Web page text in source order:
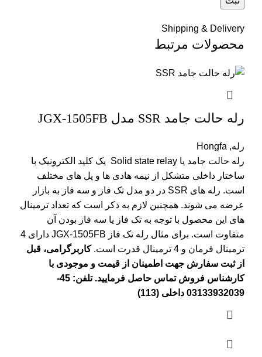
Shipping & Delivery
محصولات مرتبط
رله حالت جامد SSR مدل JGX-1505FB
رله,
Hongfa
رله حالت جامد یا Solid state relay یک کلید الکترونیک با
ساختار داخلی متشکل از نیمه هادی ها و پل های مختلف
است. رله های SSR در دو مدل تک فاز و سه فاز به بازار
عرضه می شوند. همچنین لازم به ذکر است که تعداد ترمینال
های این محصول با توجه به تک فاز یا سه فاز بودن آن
متفاوت است. برای مثال رله تک فاز JGX-1505FB دارای 4
ترمینال فرمان و 4 ترمینال قدرت است.
کاربرگرامی، قبل
از ثبت سفارش جهت اطمینان از قیمت و موجودی با
کارشناس فروش تماس حاصل فرمایید. تلفن: 45-
03133932039 داخلی (113)